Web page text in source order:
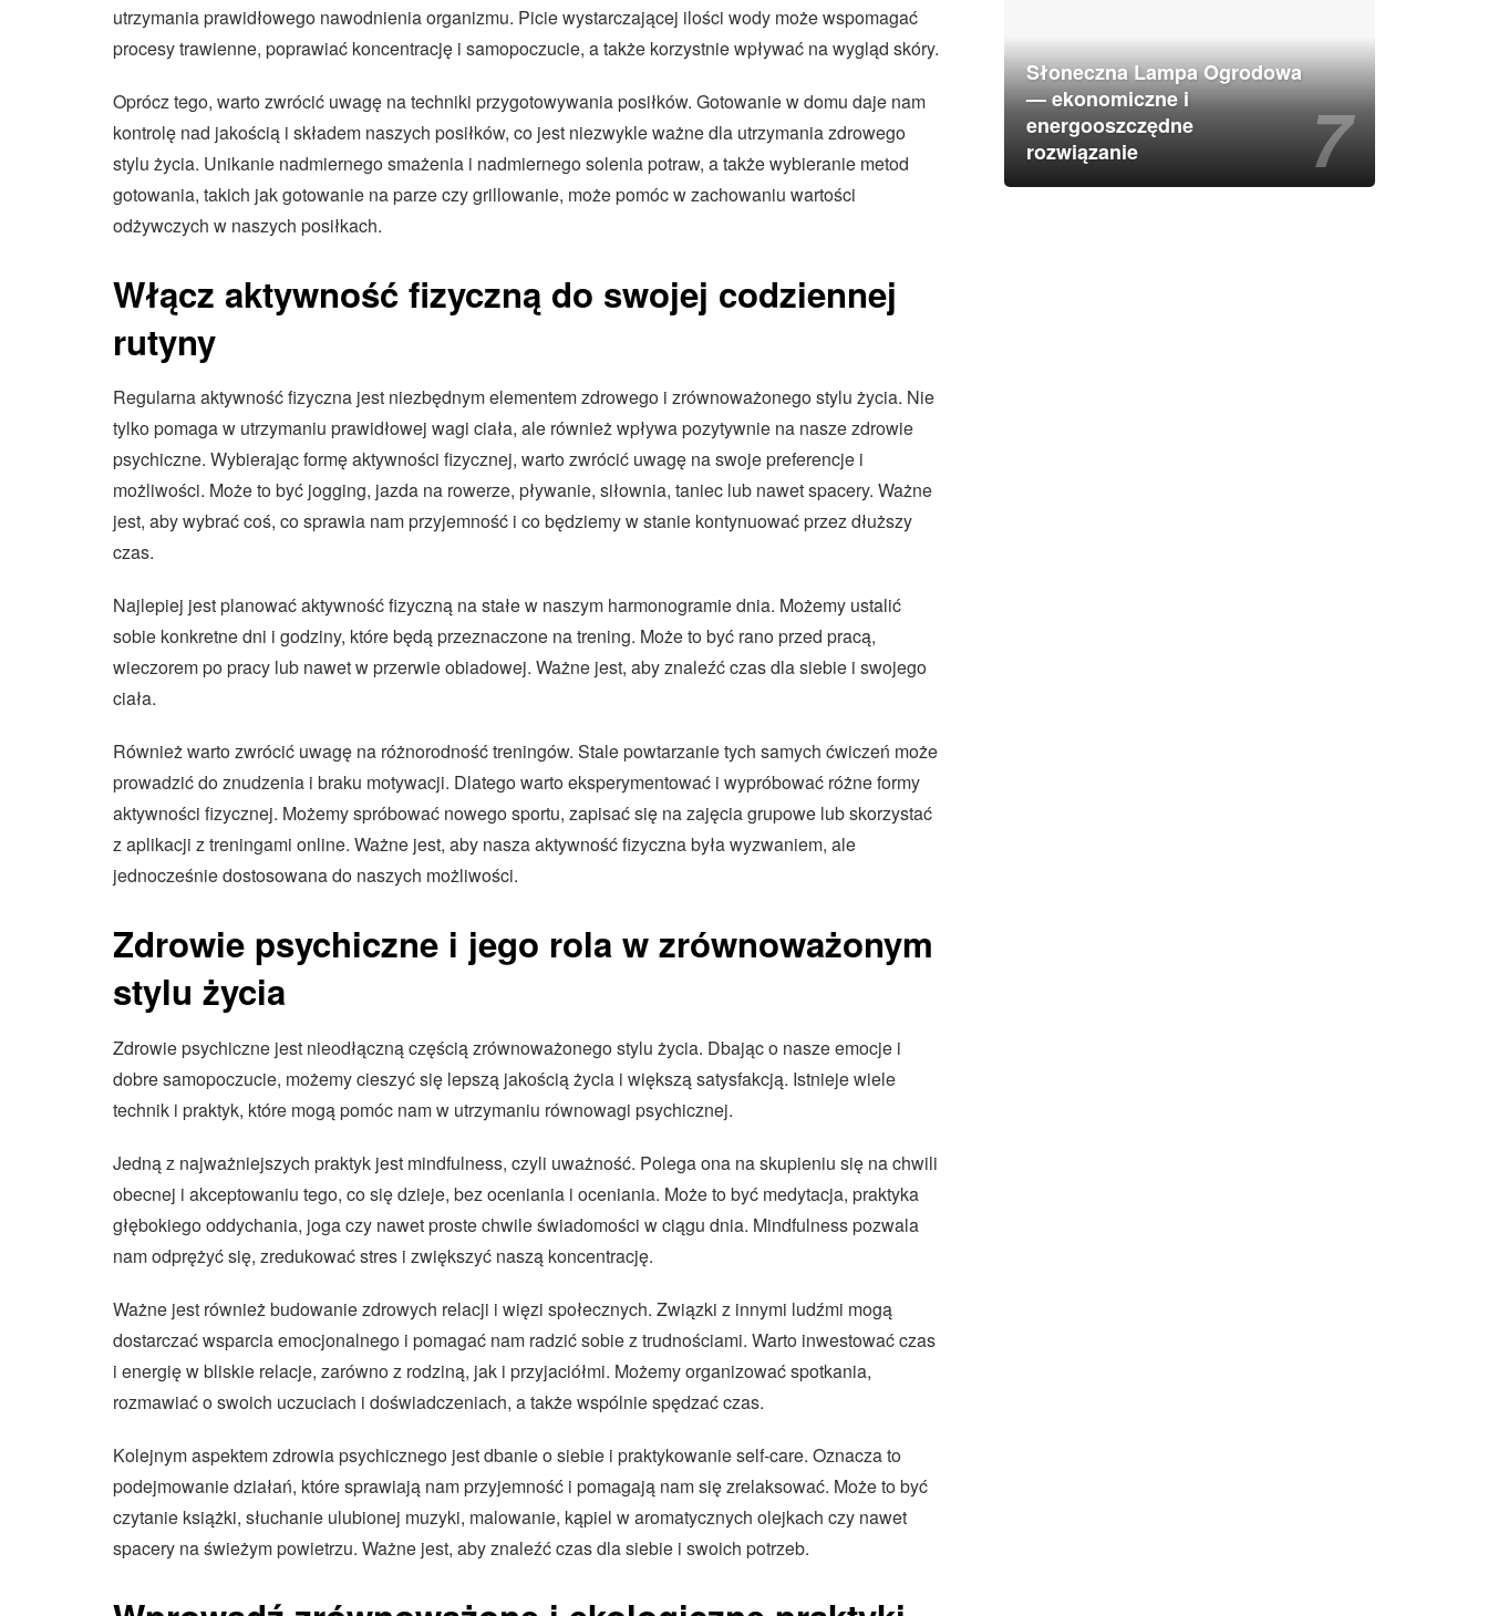
utrzymania prawidłowego nawodnienia organizmu. Picie wystarczającej ilości wody może wspomagać
procesy trawienne, poprawiać koncentrację i samopoczucie, a także korzystnie wpływać na wygląd skóry.
Oprócz tego, warto zwrócić uwagę na techniki przygotowywania posiłków. Gotowanie w domu daje nam
kontrolę nad jakością i składem naszych posiłków, co jest niezwykle ważne dla utrzymania zdrowego
stylu życia. Unikanie nadmiernego smażenia i nadmiernego solenia potraw, a także wybieranie metod
gotowania, takich jak gotowanie na parze czy grillowanie, może pomóc w zachowaniu wartości
odżywczych w naszych posiłkach.
Włącz aktywność fizyczną do swojej codziennej
rutyny
Regularna aktywność fizyczna jest niezbędnym elementem zdrowego i zrównoważonego stylu życia. Nie
tylko pomaga w utrzymaniu prawidłowej wagi ciała, ale również wpływa pozytywnie na nasze zdrowie
psychiczne. Wybierając formę aktywności fizycznej, warto zwrócić uwagę na swoje preferencje i
możliwości. Może to być jogging, jazda na rowerze, pływanie, siłownia, taniec lub nawet spacery. Ważne
jest, aby wybrać coś, co sprawia nam przyjemność i co będziemy w stanie kontynuować przez dłuższy
czas.
Najlepiej jest planować aktywność fizyczną na stałe w naszym harmonogramie dnia. Możemy ustalić
sobie konkretne dni i godziny, które będą przeznaczone na trening. Może to być rano przed pracą,
wieczorem po pracy lub nawet w przerwie obiadowej. Ważne jest, aby znaleźć czas dla siebie i swojego
ciała.
Również warto zwrócić uwagę na różnorodność treningów. Stale powtarzanie tych samych ćwiczeń może
prowadzić do znudzenia i braku motywacji. Dlatego warto eksperymentować i wypróbować różne formy
aktywności fizycznej. Możemy spróbować nowego sportu, zapisać się na zajęcia grupowe lub skorzystać
z aplikacji z treningami online. Ważne jest, aby nasza aktywność fizyczna była wyzwaniem, ale
jednocześnie dostosowana do naszych możliwości.
Zdrowie psychiczne i jego rola w zrównoważonym
stylu życia
Zdrowie psychiczne jest nieodłączną częścią zrównoważonego stylu życia. Dbając o nasze emocje i
dobre samopoczucie, możemy cieszyć się lepszą jakością życia i większą satysfakcją. Istnieje wiele
technik i praktyk, które mogą pomóc nam w utrzymaniu równowagi psychicznej.
Jedną z najważniejszych praktyk jest mindfulness, czyli uważność. Polega ona na skupieniu się na chwili
obecnej i akceptowaniu tego, co się dzieje, bez oceniania i oceniania. Może to być medytacja, praktyka
głębokiego oddychania, joga czy nawet proste chwile świadomości w ciągu dnia. Mindfulness pozwala
nam odprężyć się, zredukować stres i zwiększyć naszą koncentrację.
Ważne jest również budowanie zdrowych relacji i więzi społecznych. Związki z innymi ludźmi mogą
dostarczać wsparcia emocjonalnego i pomagać nam radzić sobie z trudnościami. Warto inwestować czas
i energię w bliskie relacje, zarówno z rodziną, jak i przyjaciółmi. Możemy organizować spotkania,
rozmawiać o swoich uczuciach i doświadczeniach, a także wspólnie spędzać czas.
Kolejnym aspektem zdrowia psychicznego jest dbanie o siebie i praktykowanie self-care. Oznacza to
podejmowanie działań, które sprawiają nam przyjemność i pomagają nam się zrelaksować. Może to być
czytanie książki, słuchanie ulubionej muzyki, malowanie, kąpiel w aromatycznych olejkach czy nawet
spacery na świeżym powietrzu. Ważne jest, aby znaleźć czas dla siebie i swoich potrzeb.
Słoneczna Lampa Ogrodowa
— ekonomiczne i
energooszczędne
rozwiązanie